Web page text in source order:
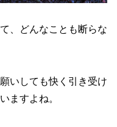
、どんなことも断らな
いしても快く引き受け
ますよね。